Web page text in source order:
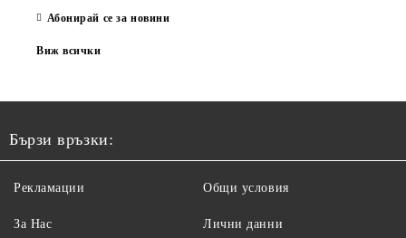
Абонирай се за новини
Виж всички
Бързи връзки:
Рекламации
За Нас
Общи условия
Лични данни